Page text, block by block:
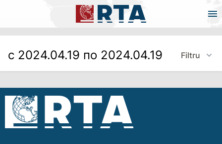
с 2024.04.19 по 2024.04.19 Filtru